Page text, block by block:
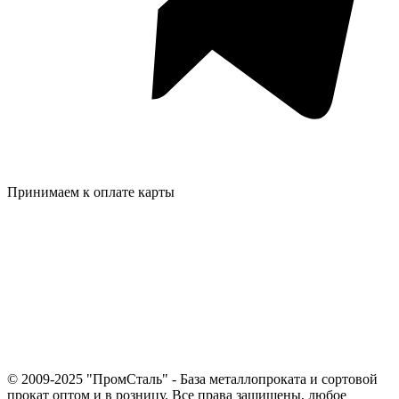
Принимаем к оплате карты
© 2009-2025 "ПромСталь" - База металлопроката и сортовой
прокат оптом и в розницу. Все права защищены, любое